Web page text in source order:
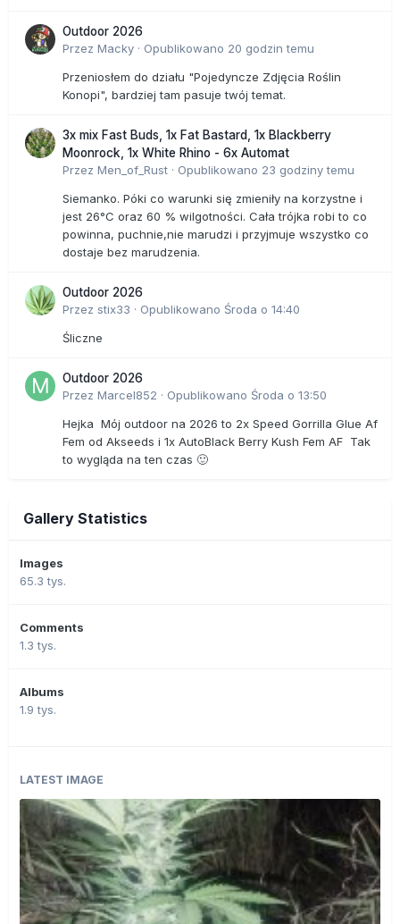
Outdoor 2026
Przez Macky · Opublikowano 20 godzin temu
Przeniosłem do działu "Pojedyncze Zdjęcia Roślin
Konopi", bardziej tam pasuje twój temat.
3x mix Fast Buds, 1x Fat Bastard, 1x Blackberry
Moonrock, 1x White Rhino - 6x Automat
Przez Men_of_Rust · Opublikowano 23 godziny temu
Siemanko. Póki co warunki się zmieniły na korzystne i
jest 26°C oraz 60 % wilgotności. Cała trójka robi to co
powinna, puchnie,nie marudzi i przyjmuje wszystko co
dostaje bez marudzenia.
Outdoor 2026
Przez stix33 · Opublikowano Środa o 14:40
Śliczne
Outdoor 2026
Przez Marcel852 · Opublikowano Środa o 13:50
Hejka Mój outdoor na 2026 to 2x Speed Gorrilla Glue Af
Fem od Akseeds i 1x AutoBlack Berry Kush Fem AF Tak
to wygląda na ten czas 🙂
Gallery Statistics
Images
65.3 tys.
Comments
1.3 tys.
Albums
1.9 tys.
LATEST IMAGE